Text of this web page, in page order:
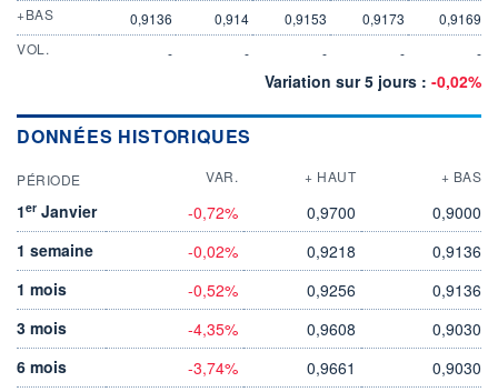
+BAS
0,9136 0,914 0,9153 0,9173
0,9169
VOL.
- - - - -
Variation sur 5 jours : -0,02%
DONNÉES HISTORIQUES
PÉRIODE VAR. + HAUT + BAS
1er Janvier -0,72% 0,9700
0,9000
1 semaine
-0,02% 0,9218
0,9136
1 mois
-0,52% 0,9256
0,9136
3 mois
-4,35% 0,9608
0,9030
6 mois
-3,74% 0,9661
0,9030